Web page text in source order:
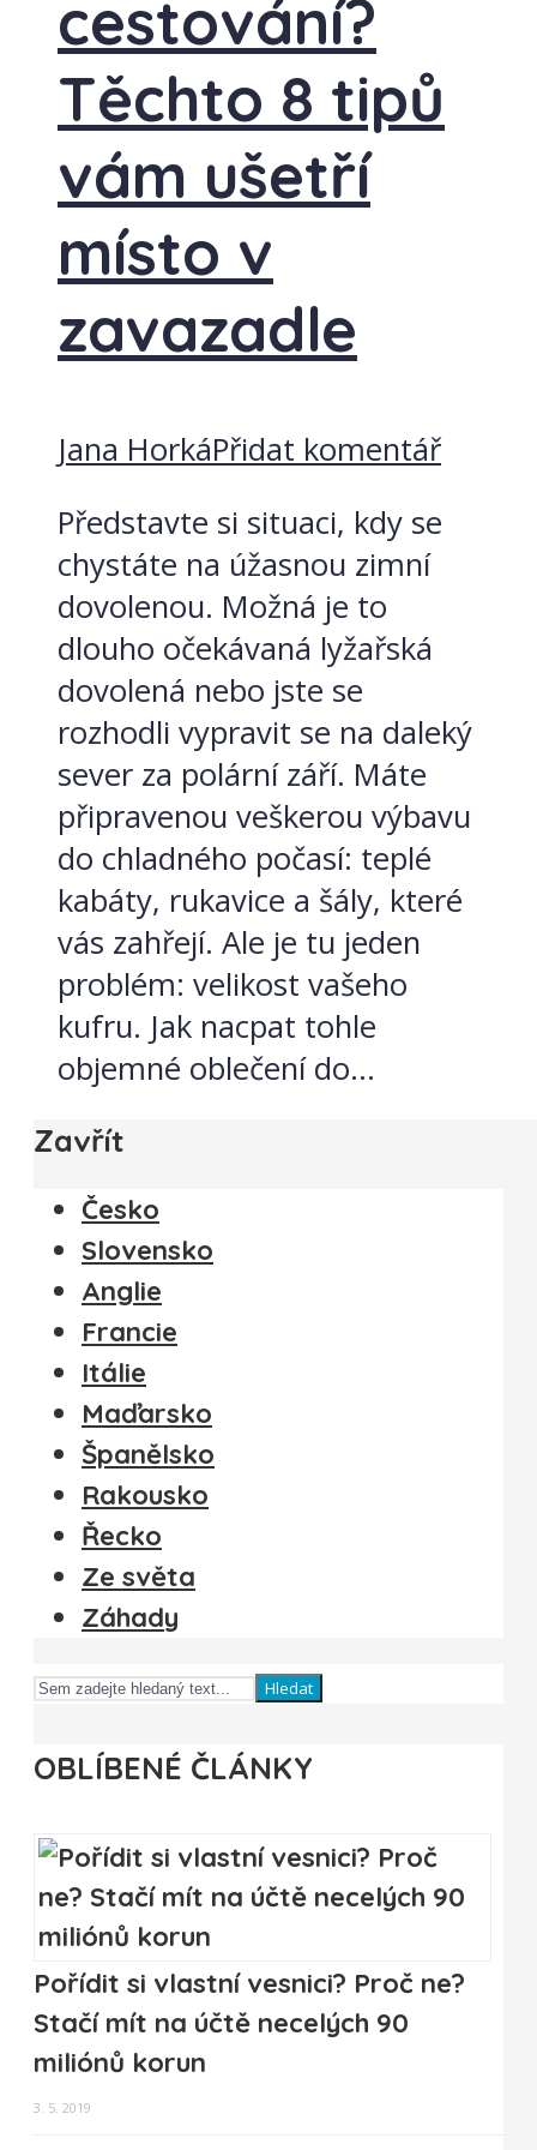
cestování?
Těchto 8 tipů
vám ušetří
místo v
zavazadle
Jana HorkáPřidat komentář
Představte si situaci, kdy se
chystáte na úžasnou zimní
dovolenou. Možná je to
dlouho očekávaná lyžařská
dovolená nebo jste se
rozhodli vypravit se na daleký
sever za polární září. Máte
připravenou veškerou výbavu
do chladného počasí: teplé
kabáty, rukavice a šály, které
vás zahřejí. Ale je tu jeden
problém: velikost vašeho
kufru. Jak nacpat tohle
objemné oblečení do...
Zavřít
Česko
Slovensko
Anglie
Francie
Itálie
Maďarsko
Španělsko
Rakousko
Řecko
Ze světa
Záhady
Hledat
OBLÍBENÉ ČLÁNKY
Pořídit si vlastní vesnici? Proč ne?
Stačí mít na účtě necelých 90
miliónů korun
3. 5. 2019